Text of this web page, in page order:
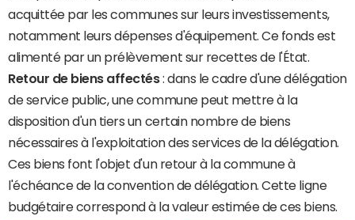
acquittée par les communes sur leurs investissements,
notamment leurs dépenses d'équipement. Ce fonds est
alimenté par un prélèvement sur recettes de l'État.
Retour de biens affectés: dans le cadre d'une délégation
de service public, une commune peut mettre à la
disposition d'un tiers un certain nombre de biens
nécessaires à l'exploitation des services de la délégation.
Ces biens font l'objet d'un retour à la commune à
l'échéance de la convention de délégation. Cette ligne
budgétaire correspond à la valeur estimée de ces biens.